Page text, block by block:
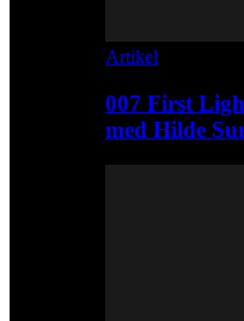
Artikel
007 First
med Hilde